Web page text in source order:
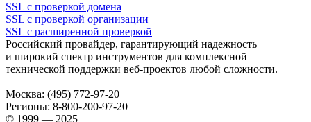
SSL с проверкой домена
SSL с проверкой организации
SSL с расширенной проверкой
Российский провайдер, гарантирующий надежность
и широкий спектр инструментов для комплексной
технической поддержки веб-проектов любой сложности.
Москва: (495) 772-97-20
Регионы: 8-800-200-97-20
© 1999 — 2025